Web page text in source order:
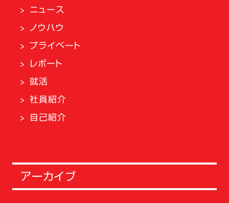
ニュース
ノウハウ
プライベート
レポート
就活
社員紹介
自己紹介
アーカイブ